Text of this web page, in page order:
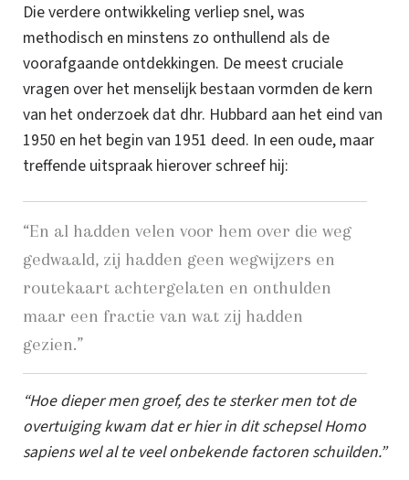
Die verdere ontwikkeling verliep snel, was
methodisch en minstens zo onthullend als de
voorafgaande ontdekkingen. De meest cruciale
vragen over het menselijk bestaan vormden de kern
van het onderzoek dat dhr. Hubbard aan het eind van
1950 en het begin van 1951 deed. In een oude, maar
treffende uitspraak hierover schreef hij:
“En al hadden velen voor hem over die weg
gedwaald, zij hadden geen wegwijzers en
routekaart achtergelaten en onthulden
maar een fractie van wat zij hadden
gezien.”
“Hoe dieper men groef, des te sterker men tot de
overtuiging kwam dat er hier in dit schepsel Homo
sapiens wel al te veel onbekende factoren schuilden.”